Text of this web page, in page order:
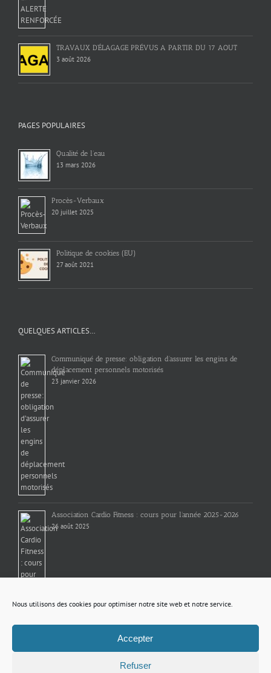
Nous utilisons des cookies pour optimiser notre site web et notre service.
Accepter
Refuser
TRAVAUX D’ÉLAGAGE PRÉVUS A PARTIR DU 17 AOUT
3 août 2026
PAGES POPULAIRES
Qualité de l’eau
13 mars 2026
Procès-Verbaux
20 juillet 2025
Politique de cookies (EU)
27 août 2021
QUELQUES ARTICLES…
Communiqué de presse: obligation d’assurer les engins de
déplacement personnels motorisés
23 janvier 2026
Association Cardio Fitness : cours pour l’année 2025-2026
26 août 2025
Téléservices aux usagers transmission dématérialisée